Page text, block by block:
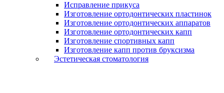
Исправление прикуса
Изготовление ортодонтических пластинок
Изготовление ортодонтических аппаратов
Изготовление ортодонтических капп
Изготовление спортивных капп
Изготовление капп против бруксизма
Эстетическая стоматология